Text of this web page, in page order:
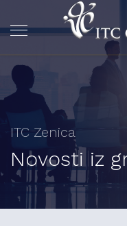
ITC Zenica
Novosti iz